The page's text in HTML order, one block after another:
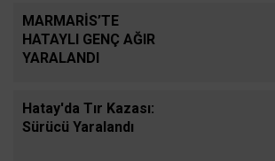
MARMARİS’TE
HATAYLI GENÇ AĞIR
YARALANDI
Hatay'da Tır Kazası:
Sürücü Yaralandı